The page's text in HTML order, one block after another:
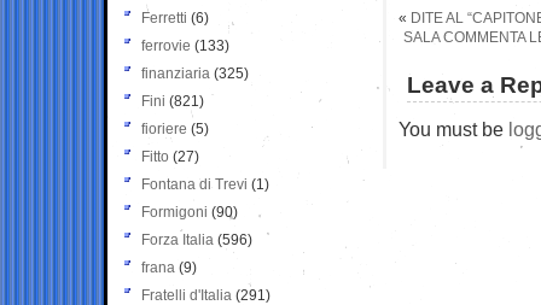
« DITE AL
SALA COMMENTA
Leave a
You must be
Ferretti (6)
ferrovie (133)
finanziaria (325)
Fini (821)
fioriere (5)
Fitto (27)
Fontana di Trevi (1)
Formigoni (90)
Forza Italia (596)
frana (9)
Fratelli d'Italia (291)